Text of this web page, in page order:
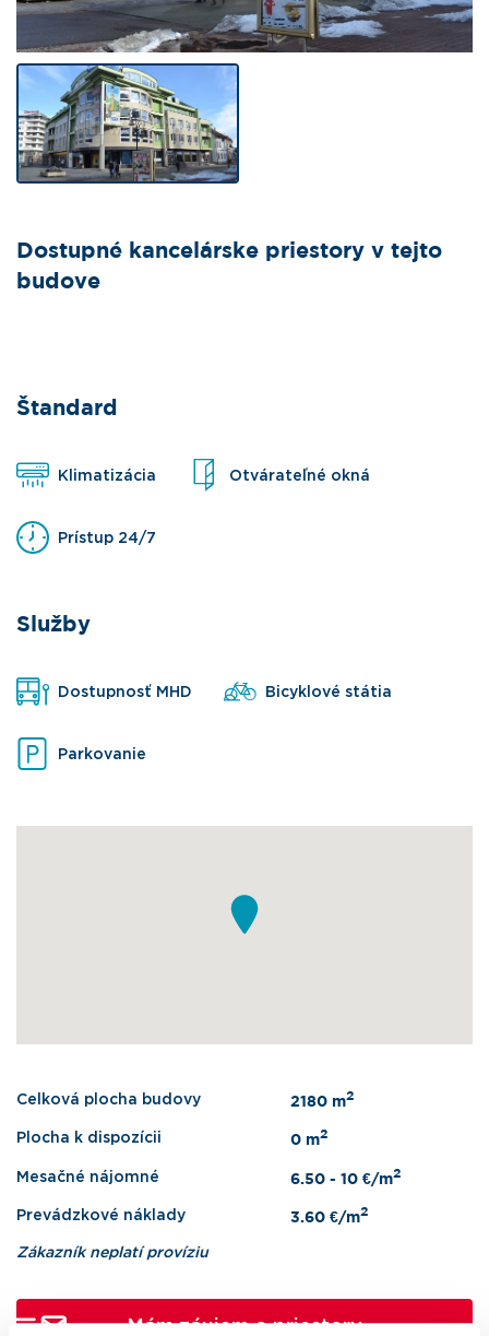
Dostupné kancelárske priestory v tejto
budove
Štandard
Klimatizácia Otvárateľné okná
Prístup 24/7
Služby
Dostupnosť MHD Bicyklové státia
Parkovanie
Celková plocha budovy 2180 m2
Plocha k dispozícii 0 m2
Mesačné nájomné 6.50 - 10 €/m2
Prevádzkové náklady 3.60 €/m2
Zákazník neplatí províziu
Mám záujem o priestory